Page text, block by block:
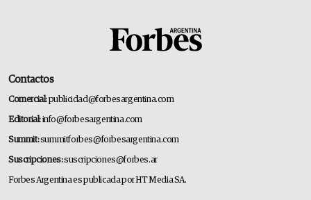
Contactos
Comercial:publicidad@forbesargentina.com
Editorial:info@forbesargentina.com
Summit:summitforbes@forbesargentina.com
Suscripciones:suscripciones@forbes.ar
Forbes Argentina es publicada por HT Media SA.